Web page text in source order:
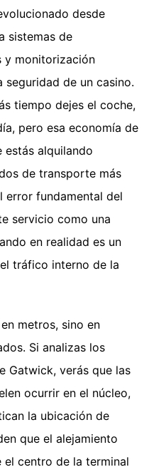
desde
sistemas de
y monitorización
de un casino.
tiempo dejes el coche,
pero esa economía de
estás alquilando
de transporte más
error fundamental del
servicio como una
en realidad es un
tráfico interno de la
metros, sino en
Si analizas los
Gatwick, verás que las
ocurrir en el núcleo,
la ubicación de
que el alejamiento
centro de la terminal